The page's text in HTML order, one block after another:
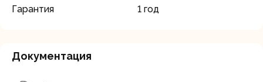
Гарантия
1 год
Документация